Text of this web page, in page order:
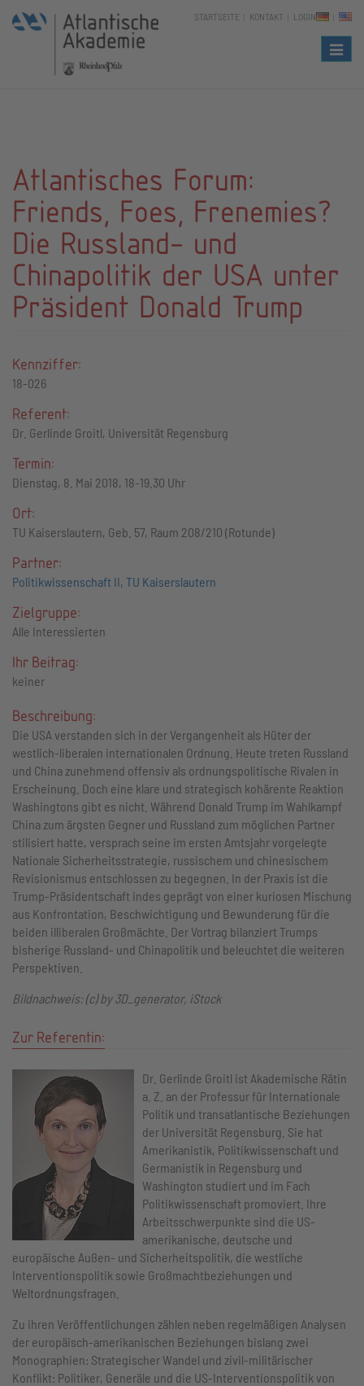
STARTSEITE KONTAKT LOGIN
Atlantisches Forum:
Friends, Foes, Frenemies?
Die Russland- und
Chinapolitik der USA unter
Präsident Donald Trump
Kennziffer:
18-026
Referent:
Dr. Gerlinde Groitl, Universität Regensburg
Termin:
Dienstag, 8. Mai 2018, 18-19.30 Uhr
Ort:
TU Kaiserslautern, Geb. 57, Raum 208/210 (Rotunde)
Partner:
Politikwissenschaft II, TU Kaiserslautern
Zielgruppe:
Alle Interessierten
Ihr Beitrag:
keiner
Beschreibung:
Die USA verstanden sich in der Vergangenheit als Hüter der
westlich-liberalen internationalen Ordnung. Heute treten Russland
und China zunehmend offensiv als ordnungspolitische Rivalen in
Erscheinung. Doch eine klare und strategisch kohärente Reaktion
Washingtons gibt es nicht. Während Donald Trump im Wahlkampf
China zum ärgsten Gegner und Russland zum möglichen Partner
stilisiert hatte, versprach seine im ersten Amtsjahr vorgelegte
Nationale Sicherheitsstrategie, russischem und chinesischem
Revisionismus entschlossen zu begegnen. In der Praxis ist die
Trump-Präsidentschaft indes geprägt von einer kuriosen Mischung
aus Konfrontation, Beschwichtigung und Bewunderung für die
beiden illiberalen Großmächte. Der Vortrag bilanziert Trumps
bisherige Russland- und Chinapolitik und beleuchtet die weiteren
Perspektiven.
Bildnachweis: (c) by 3D_generator, iStock
Zur Referentin:
Dr. Gerlinde Groitl ist Akademische Rätin
a. Z. an der Professur für Internationale
Politik und transatlantische Beziehungen
der Universität Regensburg. Sie hat
Amerikanistik, Politikwissenschaft und
Germanistik in Regensburg und
Washington studiert und im Fach
Politikwissenschaft promoviert. Ihre
Arbeitsschwerpunkte sind die US-
amerikanische, deutsche und
europäische Außen- und Sicherheitspolitik, die westliche
Interventionspolitik sowie Großmachtbeziehungen und
Weltordnungsfragen.
Zu ihren Veröffentlichungen zählen neben regelmäßigen Analysen
der europäisch-amerikanischen Beziehungen bislang zwei
Monographien: Strategischer Wandel und zivil-militärischer
Konflikt: Politiker, Generäle und die US-Interventionspolitik von